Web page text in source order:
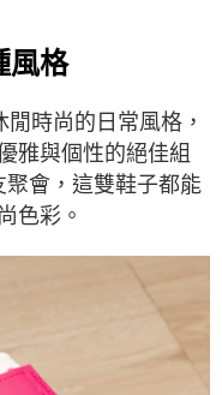
風格
時尚的日常風格，
雅與個性的絕佳組
會，這雙鞋子都能
色彩。